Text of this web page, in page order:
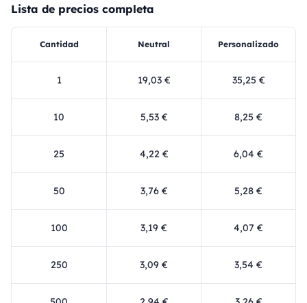
Lista de precios completa
Cantidad Neutral Personalizado
1 19,03 € 35,25 €
10 5,53 € 8,25 €
25 4,22 € 6,04 €
50 3,76 € 5,28 €
100 3,19 € 4,07 €
250 3,09 € 3,54 €